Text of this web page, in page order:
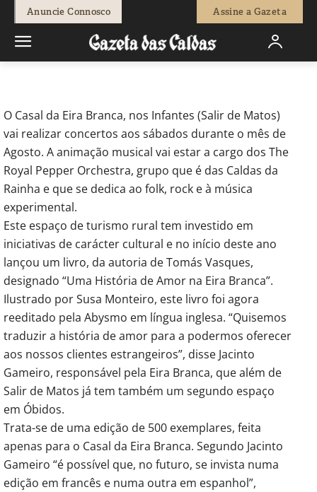
Anuncie Connosco Assine a Gazeta
Redação - 3 de Agosto, 2012 0
O Casal da Eira Branca, nos Infantes (Salir de Matos)
vai realizar concertos aos sábados durante o mês de
Agosto. A animação musical vai estar a cargo dos The
Royal Pepper Orchestra, grupo que é das Caldas da
Rainha e que se dedica ao folk, rock e à música
experimental.
Este espaço de turismo rural tem investido em
iniciativas de carácter cultural e no início deste ano
lançou um livro, da autoria de Tomás Vasques,
designado “Uma História de Amor na Eira Branca”.
Ilustrado por Susa Monteiro, este livro foi agora
reeditado pela Abysmo em língua inglesa. “Quisemos
traduzir a história de amor para a podermos oferecer
aos nossos clientes estrangeiros”, disse Jacinto
Gameiro, responsável pela Eira Branca, que além de
Salir de Matos já tem também um segundo espaço
em Óbidos.
Trata-se de uma edição de 500 exemplares, feita
apenas para o Casal da Eira Branca. Segundo Jacinto
Gameiro “é possível que, no futuro, se invista numa
edição em francês e numa outra em espanhol”,